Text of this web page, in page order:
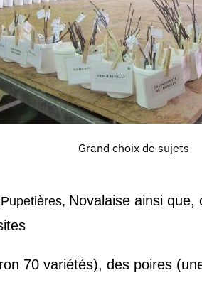
Grand choix de sujets
Pupetières, Novalaise ainsi que,
70 variétés),des poires (un